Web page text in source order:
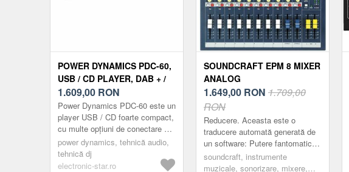
POWER DYNAMICS PDC-60,
USB / CD PLAYER, DAB + /
FM, MP3, TELECOMANDĂ,
NEGRU
1.609,00 RON
Power Dynamics PDC-60 este un
player USB / CD foarte compact,
cu multe opțiuni de conectare și
redare.Playerul media are o
unitate CD cu slot cu af...
power dynamics, tehnică audio,
tehnică dj
electronic-star.ro
SOUNDCRAFT EPM 8 MIXER
ANALOG
1.649,00 RON 1.709,00
RON
Reducere. Aceasta este o
traducere automată generată de
un software: Putere fantomatică
de 48V. Mute, fader-uri de 60mm,
2x auxouri (pre / post comutare),
soundcraft, instrumente
muzicale, sonorizare, mixere,